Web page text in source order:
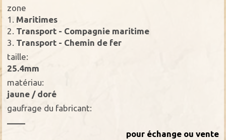
zone
1. Maritimes
2. Transport - Compagnie maritime
3. Transport - Chemin de fer
taille:
25.4mm
matériau:
jaune / doré
gaufrage du fabricant:
pour échange ou vente